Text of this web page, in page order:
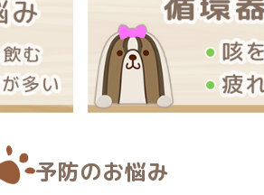
予防のお悩み